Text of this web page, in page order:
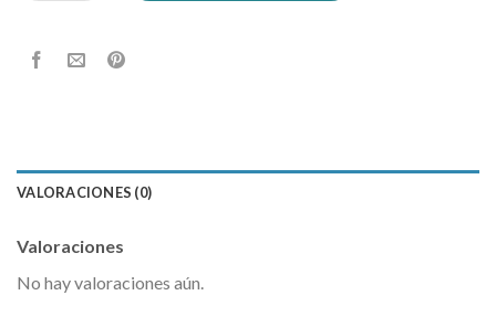
VALORACIONES (0)
Valoraciones
No hay valoraciones aún.